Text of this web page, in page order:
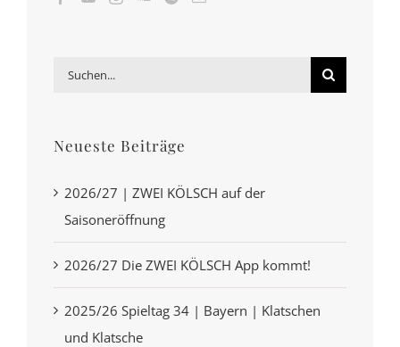
Suche
Neueste Beiträge
2026/27 | ZWEI KÖLSCH auf der
Saisoneröffnung
2026/27 Die ZWEI KÖLSCH App kommt!
2025/26 Spieltag 34 | Bayern | Klatschen
und Klatsche